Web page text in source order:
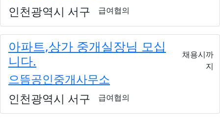
인천광역시 서구 급여협의
아파트,상가 중개실장님 모십
니다.
으뜸공인중개사무소
채용시까
지
인천광역시 서구 급여협의